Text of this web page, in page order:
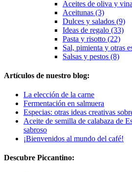
Aceites de oliva y
Aceitunas (3)
Dulces y salados (9)
Ideas de regalo (33)
Pasta y risotto (22)
Sal, pimienta y otras
Salsas y pestos (8)
Artículos de nuestro blog:
La elección de la carne
Fermentación en salmuera
Especias: otras ideas creativas
Aceite de semilla de calabaza de
sabroso
¡Bienvenidos al mundo del café!
Descubre Piccantino: